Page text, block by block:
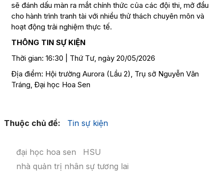
sẽ đánh dấu màn ra mắt chính thức của các đội thi, mở đầu
cho hành trình tranh tài với nhiều thử thách chuyên môn và
hoạt động trải nghiệm thực tế.
THÔNG TIN SỰ KIỆN
Thời gian: 16:30 | Thứ Tư, ngày 20/05/2026
Địa điểm: Hội trường Aurora (Lầu 2), Trụ sở Nguyễn Văn
Tráng, Đại học Hoa Sen
Thuộc chủ đề: Tin sự kiện
đại học hoa sen
HSU
nhà quản trị nhân sự tương lai